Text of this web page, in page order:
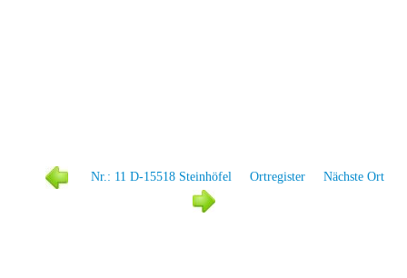
Nr.: 11 D-15518 Steinhöfel Ortregister Nächste Ort